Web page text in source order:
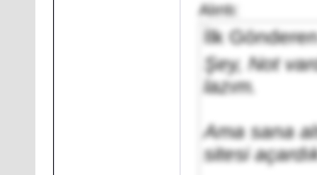
Alıntı:
İlk
Şey, Not
lazım.
Ama sana
sitesi